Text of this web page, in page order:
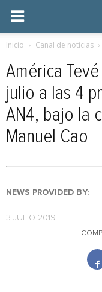
Inicio Canal de noticias
América
julio a las 4
AN4, bajo la
Manuel Cao
NEWS PROVIDED BY:
3 JULIO 2019